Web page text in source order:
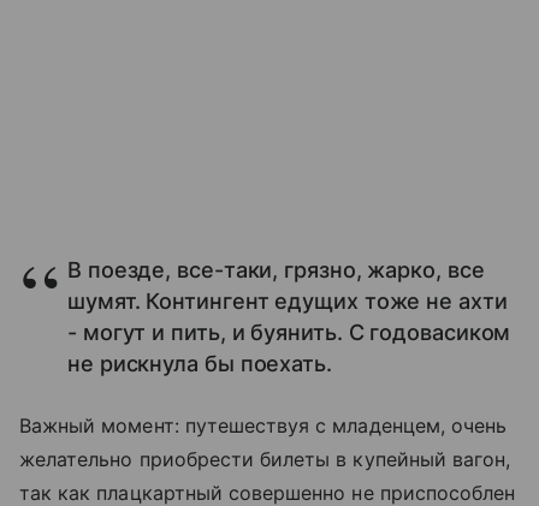
В поезде, все-таки, грязно, жарко, все
шумят. Контингент едущих тоже не ахти
- могут и пить, и буянить. С годовасиком
не рискнула бы поехать.
Важный момент: путешествуя с младенцем, очень
желательно приобрести билеты в купейный вагон,
так как плацкартный совершенно не приспособлен